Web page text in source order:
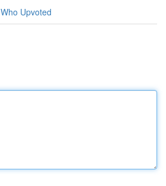
Who Upvoted